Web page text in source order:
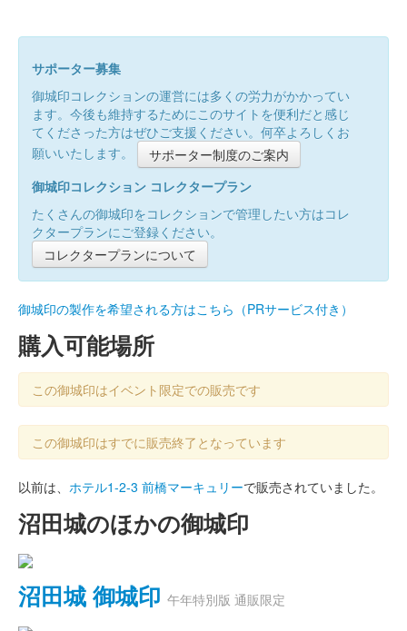
サポーター募集
御城印コレクションの運営には多くの労力がかかってい
ます。今後も維持するためにこのサイトを便利だと感じ
てくださった方はぜひご支援ください。何卒よろしくお
願いいたします。
サポーター制度のご案内
御城印コレクション コレクタープラン
たくさんの御城印をコレクションで管理したい方はコレ
クタープランにご登録ください。
コレクタープランについて
御城印の製作を希望される方はこちら（PRサービス付き）
購入可能場所
この御城印はイベント限定での販売です
この御城印はすでに販売終了となっています
以前は、 ホテル1-2-3 前橋マーキュリーで販売されていました。
沼田城のほかの御城印
沼田城 御城印 午年特別版 通販限定